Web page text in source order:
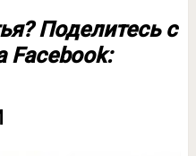
Поделитесь с
Facebook: